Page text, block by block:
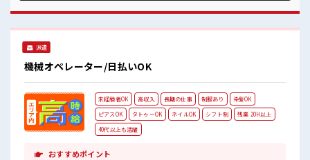
てお仕事に集中♪
派遣
機械オペレーター/日払いOK
未経験者OK 高収入 長期の仕事 制服あり
染髪OK
ピアスOK
タトゥーOK ネイルOK シフト制
残業 20H以上
40代以上も活躍
おすすめポイント